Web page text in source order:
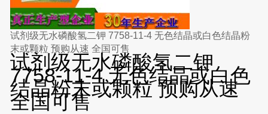
试剂级无水磷酸氢二钾 7758-11-4 无色结晶或白色结晶粉
末或颗粒 预购从速 全国可售
试剂级无水磷酸氢二钾
7758-11-4 无色结晶或白色
结晶粉末或颗粒 预购从速
全国可售